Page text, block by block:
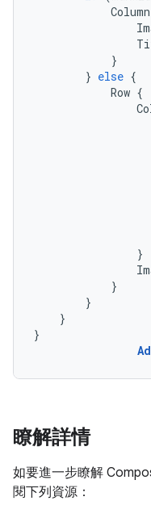
Column
}
} else {
Row {
}
}
}
}
}
瞭解詳情
如要進一步瞭解
閱下列資源：